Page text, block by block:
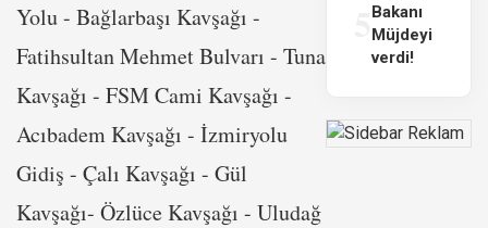
Yolu - Bağlarbaşı Kavşağı -
Fatihsultan Mehmet Bulvarı - Tuna
Kavşağı - FSM Cami Kavşağı -
Acıbadem Kavşağı - İzmiryolu
Gidiş - Çalı Kavşağı - Gül
Kavşağı- Özlüce Kavşağı - Uludağ
Bakanı
Müjdeyi
verdi!